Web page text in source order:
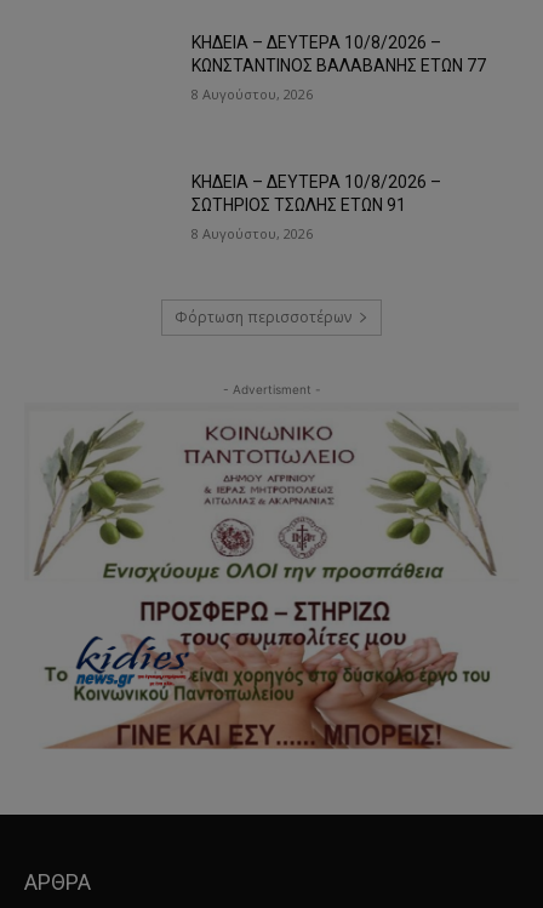
ΚΗΔΕΙΑ – ΔΕΥΤΕΡΑ 10/8/2026 –
ΚΩΝΣΤΑΝΤΙΝΟΣ ΒΑΛΑΒΑΝΗΣ ΕΤΩΝ 77
8 Αυγούστου, 2026
ΚΗΔΕΙΑ – ΔΕΥΤΕΡΑ 10/8/2026 –
ΣΩΤΗΡΙΟΣ ΤΣΩΛΗΣ ΕΤΩΝ 91
8 Αυγούστου, 2026
Φόρτωση περισσοτέρων
- Advertisment -
ΑΡΘΡΑ